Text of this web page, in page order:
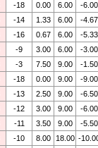
-18 0.00 6.00
-6.00
-14 1.33 6.00
-4.67
-16 0.67 6.00
-5.33
-9 3.00 6.00
-3.00
-3 7.50 9.00
-1.50
-18 0.00 9.00
-9.00
-13 2.50 9.00
-6.50
-12 3.00 9.00
-6.00
-11 3.50 9.00
-5.50
-10 8.00 18.00 -